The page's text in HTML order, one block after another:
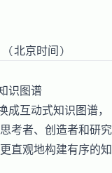
(北京时间)
识图谱
互动式知识图谱，
考者、创造者和研究
直观地构建有序的知